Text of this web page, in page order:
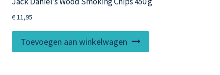
€11,95
Toevoegen aan winkelwagen